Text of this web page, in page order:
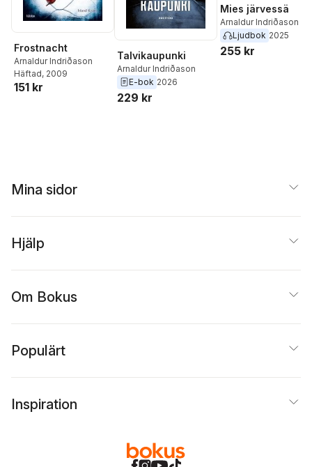
Frostnacht
Arnaldur Indriðason
Häftad, 2009
151 kr
Talvikaupunki
Arnaldur Indriðason
E-bok 2026
229 kr
Mies järvessä
Arnaldur Indriðason
Ljudbok 2025
255 kr
Mina sidor
Hjälp
Om Bokus
Populärt
Inspiration